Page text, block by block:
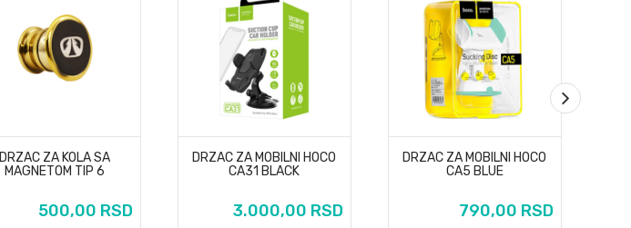
DRZAC ZA KOLA SA
MAGNETOM TIP 6
500,00 RSD
DRZAC ZA MOBILNI HOCO
CA31 BLACK
3.000,00 RSD
DRZAC ZA MOBILNI HOCO
CA5 BLUE
790,00 RSD